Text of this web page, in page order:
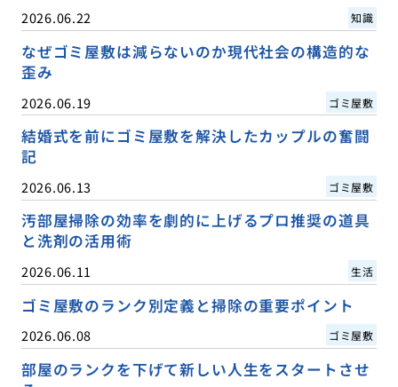
2026.06.22 知識
なぜゴミ屋敷は減らないのか現代社会の構造的な
歪み
2026.06.19 ゴミ屋敷
結婚式を前にゴミ屋敷を解決したカップルの奮闘
記
2026.06.13 ゴミ屋敷
汚部屋掃除の効率を劇的に上げるプロ推奨の道具
と洗剤の活用術
2026.06.11 生活
ゴミ屋敷のランク別定義と掃除の重要ポイント
2026.06.08 ゴミ屋敷
部屋のランクを下げて新しい人生をスタートさせ